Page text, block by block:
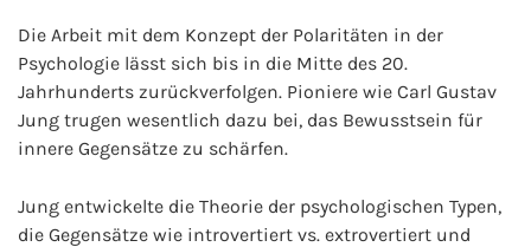
Die Arbeit mit dem Konzept der Polaritäten in der
Psychologie lässt sich bis in die Mitte des 20.
Jahrhunderts zurückverfolgen. Pioniere wie Carl Gustav
Jung trugen wesentlich dazu bei, das Bewusstsein für
innere Gegensätze zu schärfen.
Jung entwickelte die Theorie der psychologischen Typen,
die Gegensätze wie introvertiert vs. extrovertiert und